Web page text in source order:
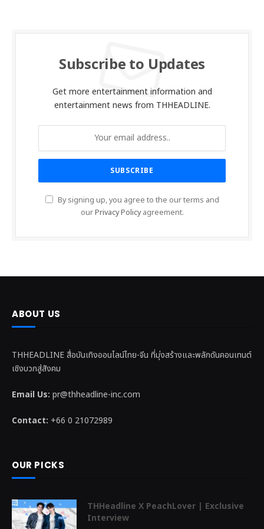
Subscribe to Updates
Get more entertainment information and
entertainment news from THHEADLINE.
By signing up, you agree to the our terms and
ourPrivacy Policyagreement.
ABOUT US
THHEADLINE สื่อบันเทิงออนไลน์ไทย-จีน ที่มุ่งสร้างและพลักดันคอนเทนต์
เชิงบวกสู่สังคม
Email Us: pr@thheadline-inc.com
Contact: +66 0 21072989
OUR PICKS
THHeadline X PeachLover | Exclusive
Interview